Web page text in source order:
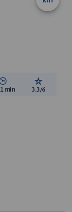
Średni czas potrzebny
min Ocena
3.3/6